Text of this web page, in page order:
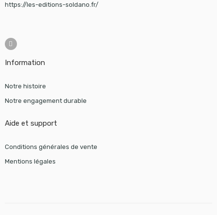
https://les-editions-soldano.fr/
Information
Notre histoire
Notre engagement durable
Aide et support
Conditions générales de vente
Mentions légales